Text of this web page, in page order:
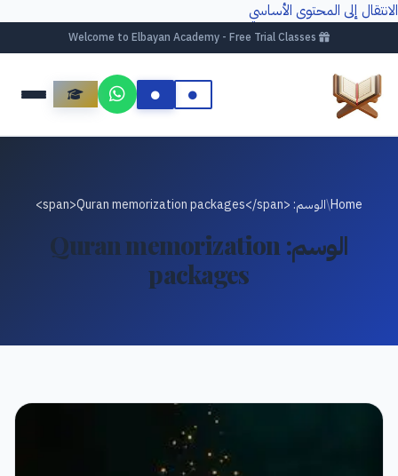
الانتقال إلى المحتوى الأساسي
Home
/الوسم: <span>Quran memorization packages</span>
الوسم: Quran memorization
packages